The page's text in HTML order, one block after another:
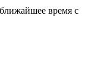
время с